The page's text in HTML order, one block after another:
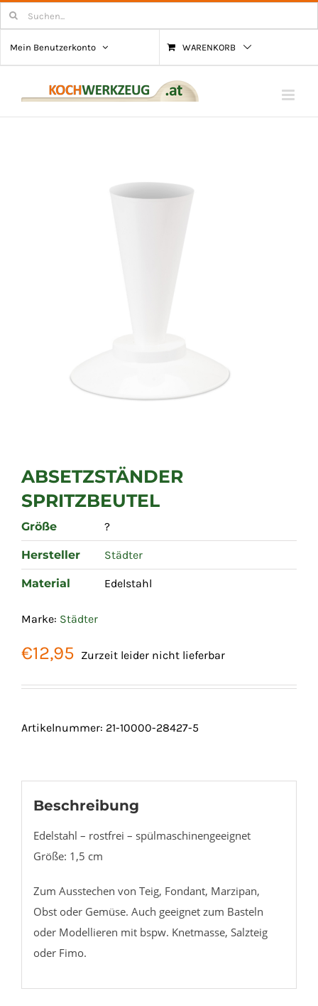
Zum
Inhalt
springen
Suchen
nach:
Mein Benutzerkonto
WARENKORB
ABSETZSTÄNDER
SPRITZBEUTEL
Größe ?
Hersteller Städter
Material Edelstahl
Marke: Städter
€12,95 Zurzeit leider nicht lieferbar
Artikelnummer: 21-10000-28427-5
Beschreibung
Edelstahl – rostfrei – spülmaschinengeeignet
Größe: 1,5 cm
Zum Ausstechen von Teig, Fondant, Marzipan,
Obst oder Gemüse. Auch geeignet zum Basteln
oder Modellieren mit bspw. Knetmasse, Salzteig
oder Fimo.